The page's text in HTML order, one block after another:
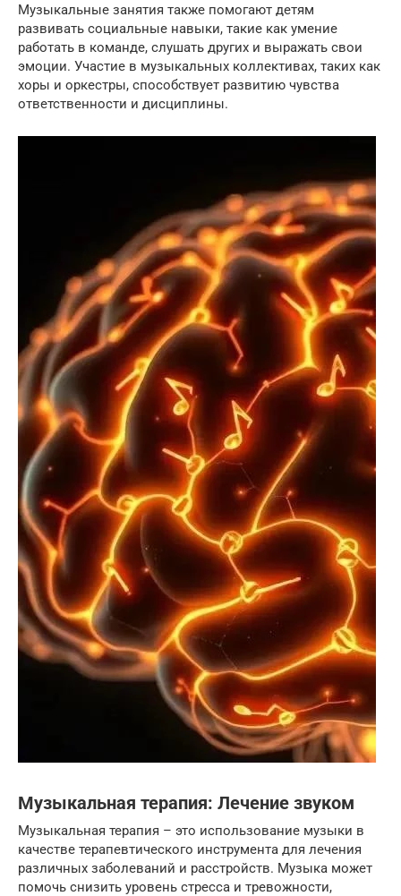
Музыкальные занятия также помогают детям
развивать социальные навыки, такие как умение
работать в команде, слушать других и выражать свои
эмоции. Участие в музыкальных коллективах, таких как
хоры и оркестры, способствует развитию чувства
ответственности и дисциплины.
Музыкальная терапия: Лечение звуком
Музыкальная терапия – это использование музыки в
качестве терапевтического инструмента для лечения
различных заболеваний и расстройств. Музыка может
помочь снизить уровень стресса и тревожности,